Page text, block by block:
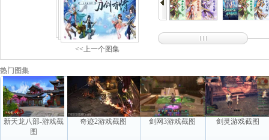
<<上一个图集
热门图集
新天龙八部-游戏截
图
奇迹2游戏截图 剑网3游戏截图 剑灵游戏截图